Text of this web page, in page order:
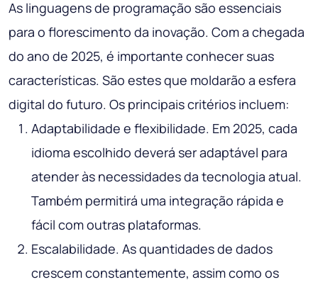
As linguagens de programação são essenciais
para o florescimento da inovação. Com a chegada
do ano de 2025, é importante conhecer suas
características. São estes que moldarão a esfera
digital do futuro. Os principais critérios incluem:
Adaptabilidade e flexibilidade. Em 2025, cada
idioma escolhido deverá ser adaptável para
atender às necessidades da tecnologia atual.
Também permitirá uma integração rápida e
fácil com outras plataformas.
Escalabilidade. As quantidades de dados
crescem constantemente, assim como os